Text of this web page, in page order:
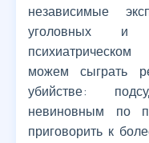
независимые
уголовных и
можем сыграть
убийстве:
невиновным по
приговорить к